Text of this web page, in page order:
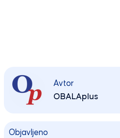
Avtor
OBALAplus
Objavljeno